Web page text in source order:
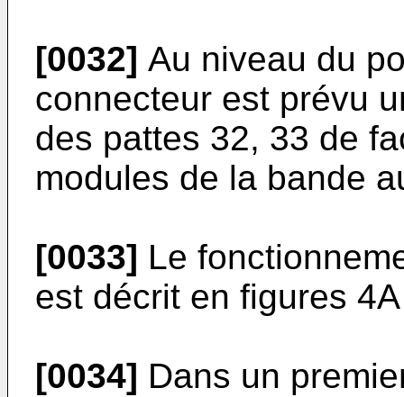
[0032] Au niveau du
connecteur est prévu
des pattes 32, 33 de
modules de la bande
[0033] Le
est décrit en figures
[0034] Dans un